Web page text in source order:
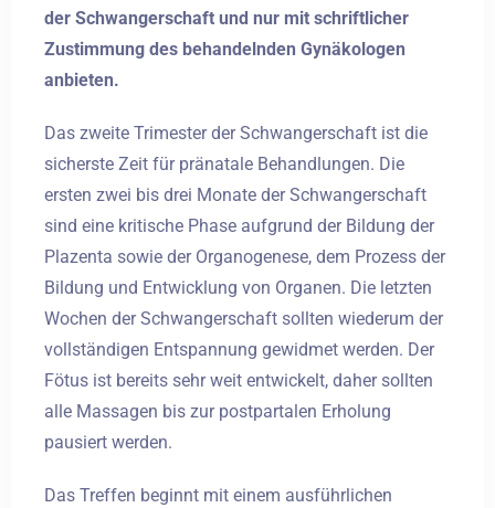
der Schwangerschaft und nur mit schriftlicher
Zustimmung des behandelnden Gynäkologen
anbieten.
Das zweite Trimester der Schwangerschaft ist die
sicherste Zeit für pränatale Behandlungen. Die
ersten zwei bis drei Monate der Schwangerschaft
sind eine kritische Phase aufgrund der Bildung der
Plazenta sowie der Organogenese, dem Prozess der
Bildung und Entwicklung von Organen. Die letzten
Wochen der Schwangerschaft sollten wiederum der
vollständigen Entspannung gewidmet werden. Der
Fötus ist bereits sehr weit entwickelt, daher sollten
alle Massagen bis zur postpartalen Erholung
pausiert werden.
Das Treffen beginnt mit einem ausführlichen